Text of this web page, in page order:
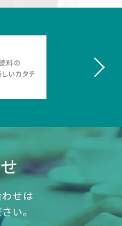
せは
い。